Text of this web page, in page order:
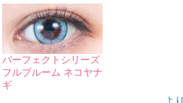
パーフェクトシリーズ
フルブルーム ネコヤナ
ギ
よ